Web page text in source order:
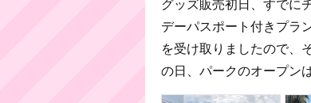
グッズ販売初日、すでに
デーパスポート付きプラ
を受け取りましたので、
の日、パークのオープン